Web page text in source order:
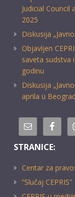
Judicial
2025
Diskusija
Objavljen
saveta sudstva
godinu
Diskusija
aprila u
STRANICE:
Centar za
“Slučaj CEPRIS”